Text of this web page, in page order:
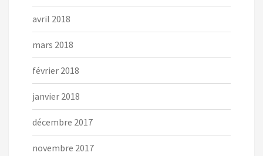
avril 2018
mars 2018
février 2018
janvier 2018
décembre 2017
novembre 2017